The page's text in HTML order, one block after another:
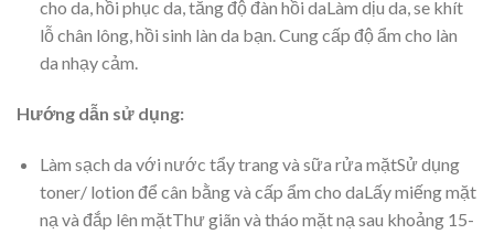
cho da, hồi phục da, tăng độ đàn hồi daLàm dịu da, se khít
lỗ chân lông, hồi sinh làn da bạn. Cung cấp độ ẩm cho làn
da nhạy cảm.
Hướng dẫn sử dụng:
Làm sạch da với nước tẩy trang và sữa rửa mặtSử dụng
toner/ lotion để cân bằng và cấp ẩm cho daLấy miếng mặt
nạ và đắp lên mặtThư giãn và tháo mặt nạ sau khoảng 15-